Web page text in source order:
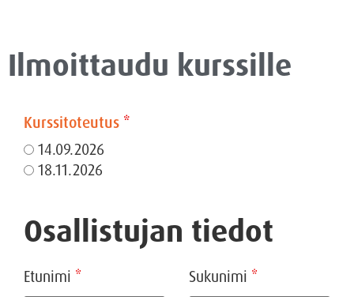
Ilmoittaudu kurssille
Kurssitoteutus *
14.09.2026
18.11.2026
Osallistujan tiedot
Etunimi * Sukunimi *